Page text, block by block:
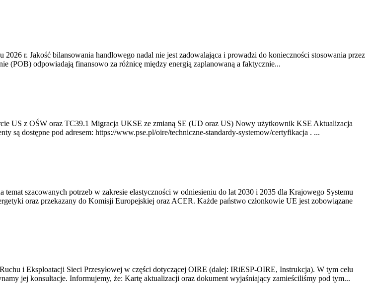
r. Jakość bilansowania handlowego nadal nie jest zadowalająca i prowadzi do konieczności stosowania przez
(POB) odpowiadają finansowo za różnicę między energią zaplanowaną a faktycznie...
US z OŚW oraz TC39.1 Migracja UKSE ze zmianą SE (UD oraz US) Nowy użytkownik KSE Aktualizacja
są dostępne pod adresem: https://www.pse.pl/oire/techniczne-standardy-systemow/certyfikacja . ...
szacowanych potrzeb w zakresie elastyczności w odniesieniu do lat 2030 i 2035 dla Krajowego Systemu
oraz przekazany do Komisji Europejskiej oraz ACER. Każde państwo członkowie UE jest zobowiązane
i Eksploatacji Sieci Przesyłowej w części dotyczącej OIRE (dalej: IRiESP-OIRE, Instrukcja). W tym celu
jej konsultacje. Informujemy, że: Kartę aktualizacji oraz dokument wyjaśniający zamieściliśmy pod tym...